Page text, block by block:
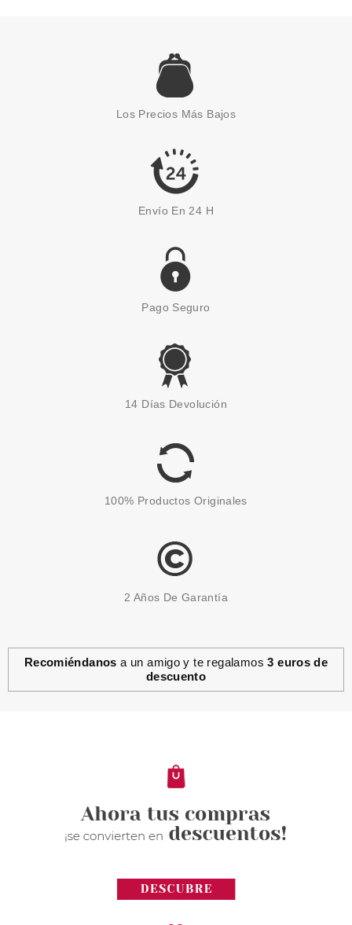
ESSENCE
ESSENCE NAIL ART STENCILS
PLANTILLAS PARA UÑAS
1.66€
ESSENCE
COSMIC LIGHT 02 COSMIC
2.25€
ESSENCE
1.55€
Los Precios Más Bajos
Envío En 24 H
Pago Seguro
14 Días Devolución
100% Productos Originales
2 Años De Garantía
Recomiéndanos a un amigo y te regalamos3 euros de
descuento